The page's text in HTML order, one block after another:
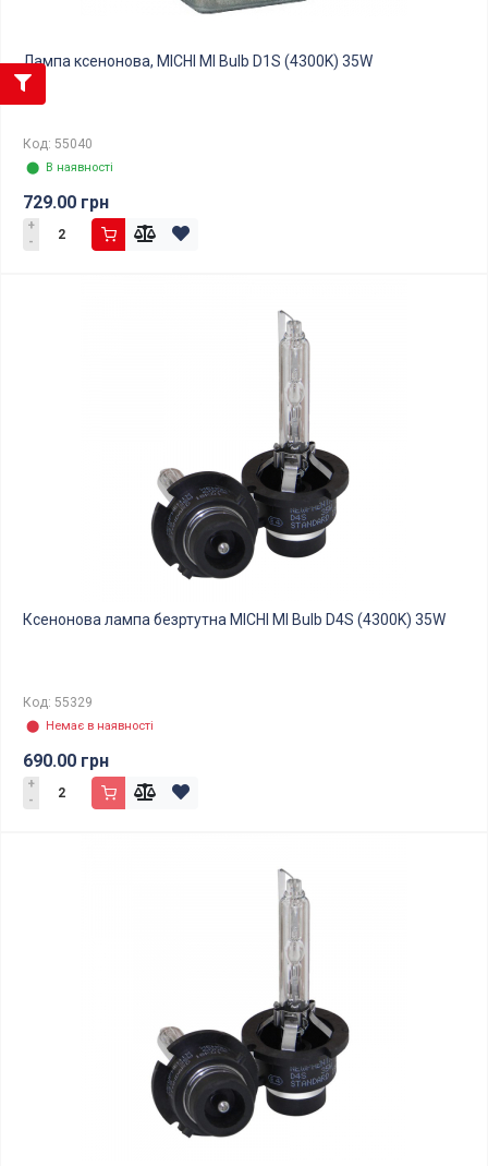
Лампа ксенонова, MICHI MI Bulb D1S (4300K) 35W
Код: 55040
⬤ В наявності
729.00 грн
+
-
Ксенонова лампа безртутна MICHI MI Bulb D4S (4300K) 35W
Код: 55329
⬤ Немає в наявності
690.00 грн
+
-